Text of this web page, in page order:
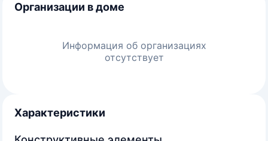
Организации в доме
Информация об организациях
отсутствует
Характеристики